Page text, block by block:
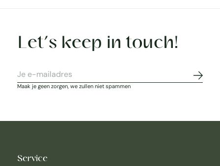
Let’s keep in touch!
Maak je geen zorgen, we zullen niet spammen
Service